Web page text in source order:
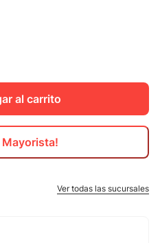
al carrito
Mayorista!
Ver todas las sucursales